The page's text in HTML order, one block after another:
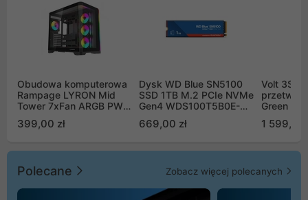
Obudowa komputerowa
Rampage LYRON Mid
Tower 7xFan ARGB PWM
399,00 zł
Dysk WD Blue SN5100
SSD 1TB M.2 PCIe NVMe
Gen4 WDS100T5B0E-
669,00 zł
Volt
Green
1 599,00
Polecane Zobacz więcej polecanych